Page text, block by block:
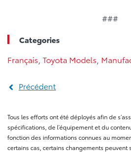
###
Categories
Français Toyota Models
Précédent
Tous les efforts ont été déployés afin de
spécifications, de l’équipement et du
fonction des informations connues au
certains cas, certains changements peuvent